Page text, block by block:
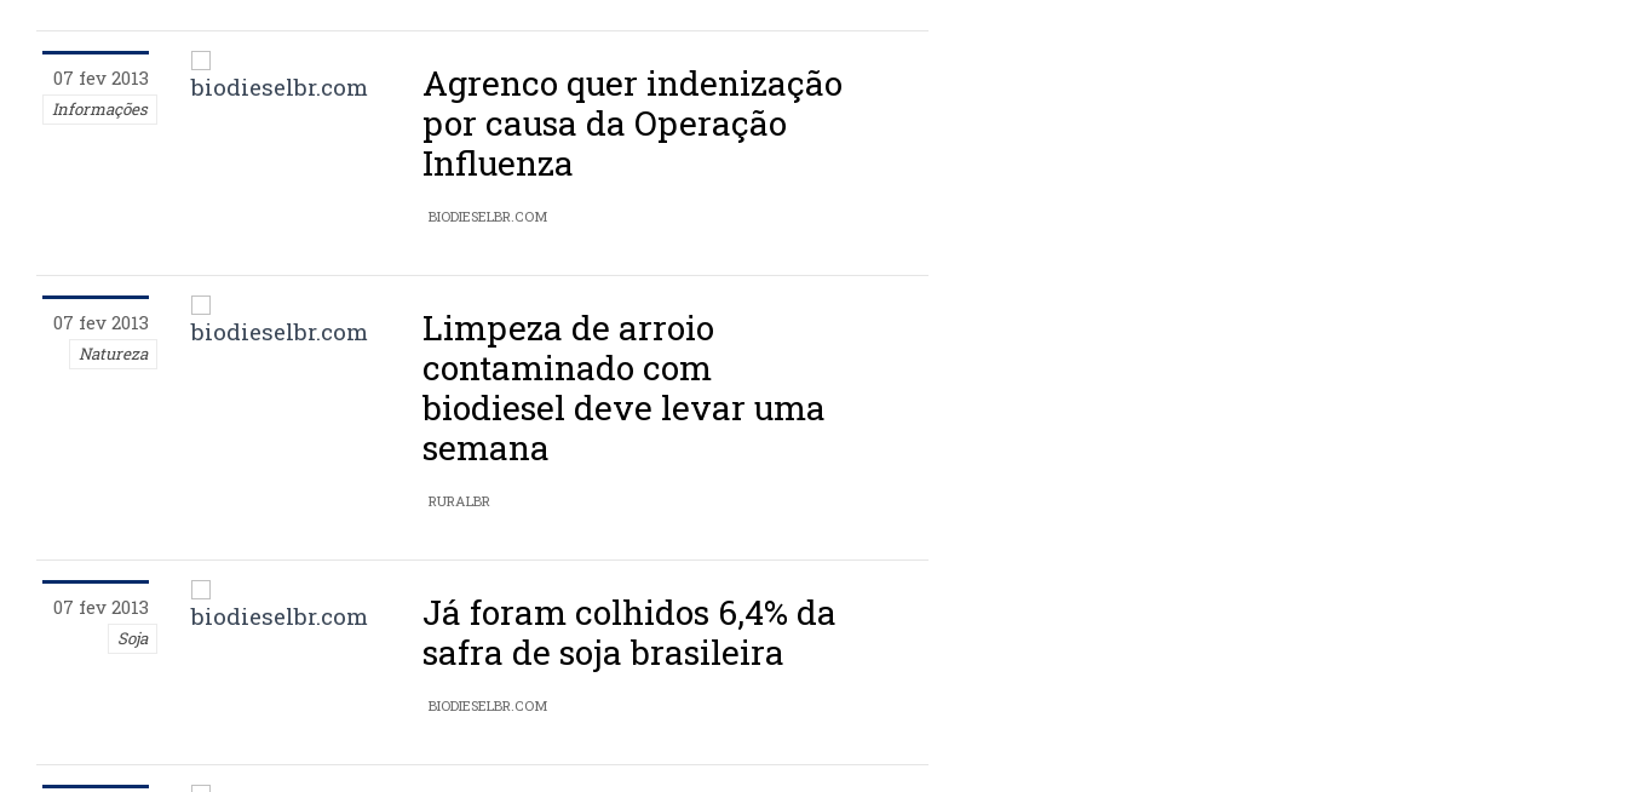
07 fev 2013
Informações
Agrenco quer indenização
por causa da Operação
Influenza
BIODIESELBR.COM
07 fev 2013
Natureza
Limpeza de arroio
contaminado com
biodiesel deve levar uma
semana
RURALBR
07 fev 2013
Soja
Já foram colhidos 6,4% da
safra de soja brasileira
BIODIESELBR.COM